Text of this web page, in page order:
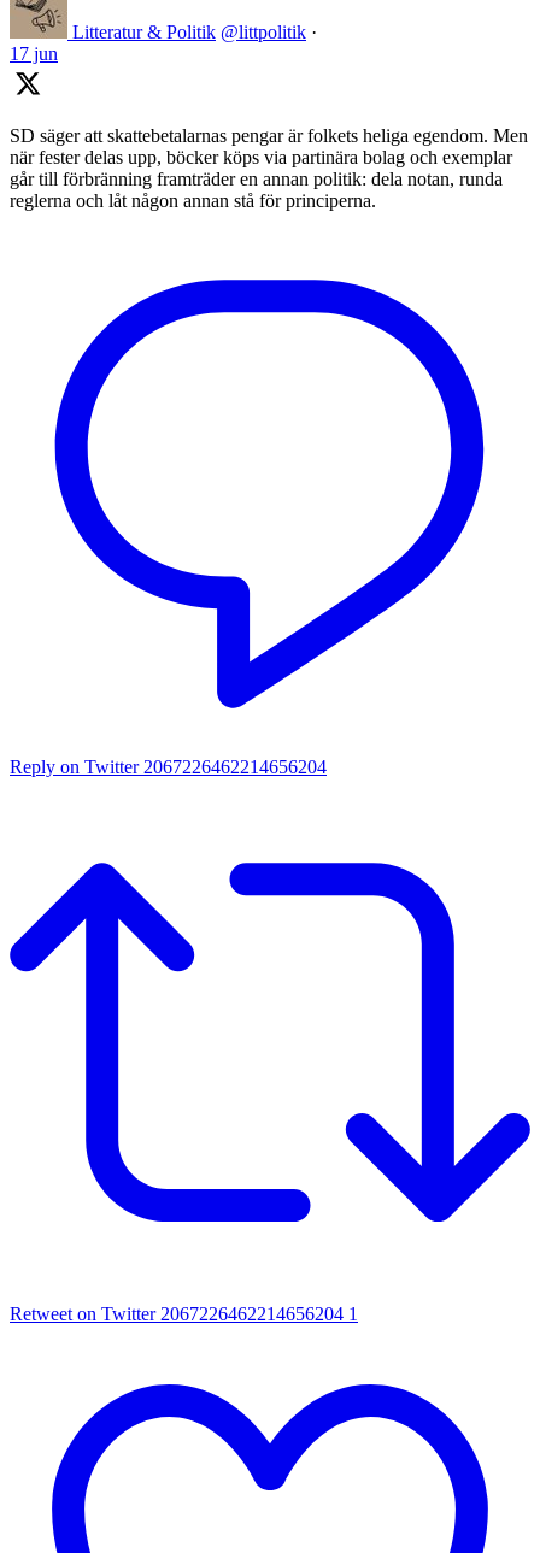
Litteratur & Politik @littpolitik ·
17 jun
SD säger att skattebetalarnas pengar är folkets heliga egendom. Men
när fester delas upp, böcker köps via partinära bolag och exemplar
går till förbränning framträder en annan politik: dela notan, runda
reglerna och låt någon annan stå för principerna.
Reply on Twitter 2067226462214656204
Retweet on Twitter 2067226462214656204 1